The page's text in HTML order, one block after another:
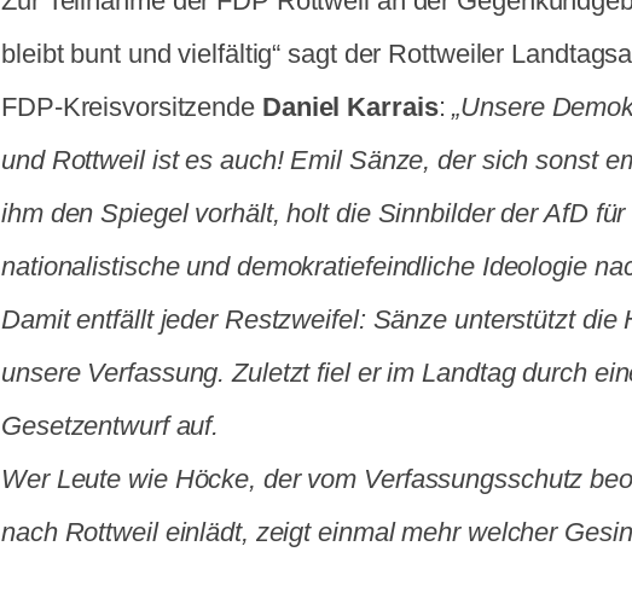
bleibt bunt und vielfältig“ sagt der Rottweiler
FDP-Kreisvorsitzende Daniel Karrais:„Unsere
und Rottweil ist es auch! Emil Sänze, der sich sonst
ihm den Spiegel vorhält, holt die Sinnbilder der AfD
nationalistische und demokratiefeindliche Ideologie
Damit entfällt jeder Restzweifel: Sänze unterstützt die
unsere Verfassung. Zuletzt fiel er im Landtag durch
Gesetzentwurf auf.
Wer Leute wie Höcke, der vom Verfassungsschutz
nach Rottweil einlädt, zeigt einmal mehr welcher